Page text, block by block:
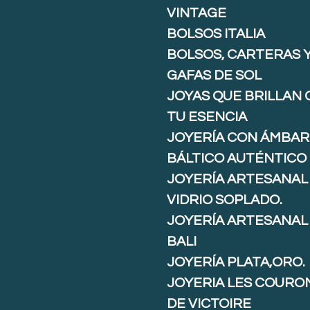
VINTAGE
BOLSOS ITALIA
BOLSOS, CARTERAS
GAFAS DE SOL
JOYAS QUE BRILLAN
TU ESENCIA
JOYERÍA CON ÁMBAR
BÁLTICO AUTÉNTICO
JOYERÍA ARTESANAL
VIDRIO SOPLADO.
JOYERÍA ARTESANAL
BALI
JOYERÍA PLATA,ORO.
JOYERIA LES
DE VICTOIRE